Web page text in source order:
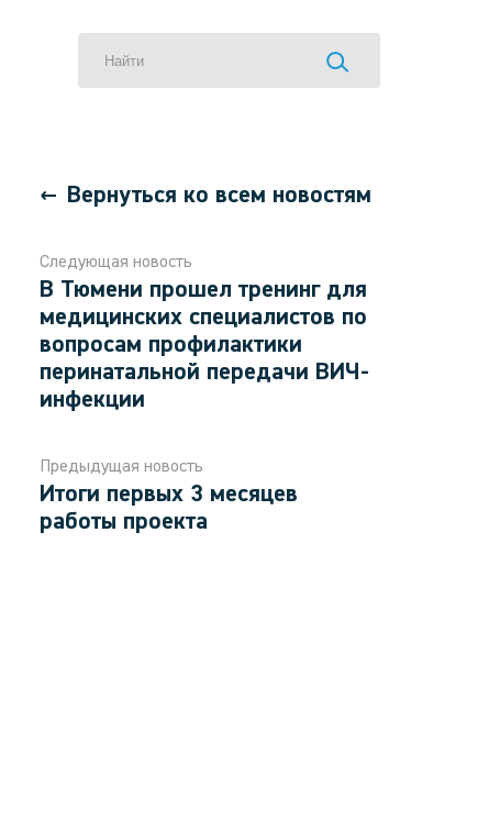
Вернуться ко всем новостям
Следующая новость
В Тюмени прошел тренинг для
медицинских специалистов по
вопросам профилактики
перинатальной передачи ВИЧ-
инфекции
Предыдущая новость
Итоги первых 3 месяцев
работы проекта